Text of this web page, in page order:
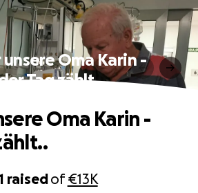
Oma Karin -
Tag zählt..
raisedof€13K
Oma Karin -